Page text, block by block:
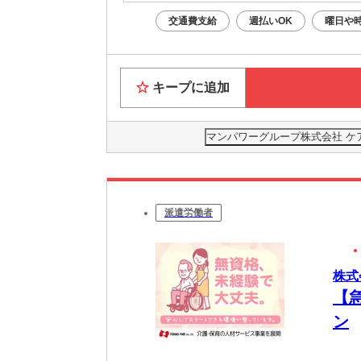
交通費支給 週払いOK 曜日や
キープに追加
マンパワーグループ株式会社
派遣労働者
株
【
ン